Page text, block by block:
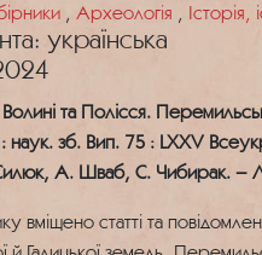
Археологія Історія,
українська
та Полісся.
: наук. зб. Вип. 75 : LXXV
А. Шваб, C. Чибирак. –
вміщено статті та